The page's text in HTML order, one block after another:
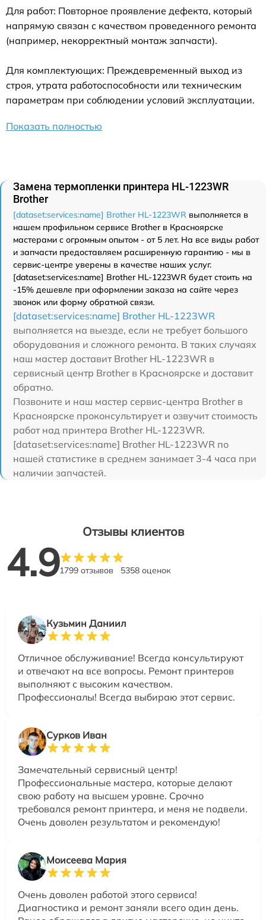
Для работ: Повторное проявление дефекта, который
напрямую связан с качеством проведенного ремонта
(например, некорректный монтаж запчасти).
Для комплектующих: Преждевременный выход из
строя, утрата работоспособности или техническим
параметрам при соблюдении условий эксплуатации.
Показать полностью
Замена термопленки принтера HL-1223WR
Brother
[dataset:services:name] Brother HL-1223WR выполняется в
нашем профильном сервисе Brother в Красноярске
мастерами с огромным опытом - от 5 лет. На все виды работ
и запчасти предоставляем расширенную гарантию - мы в
сервис-центре уверены в качестве наших услуг.
[dataset:services:name] Brother HL-1223WR будет стоить на
-15% дешевле при оформлении заказа на сайте через
звонок или форму обратной связи.
[dataset:services:name] Brother HL-1223WR
выполняется на выезде, если не требует большого
оборудования и сложного ремонта. В таких случаях
наш мастер доставит Brother HL-1223WR в
сервисный центр Brother в Красноярске и доставит
обратно.
Позвоните и наш мастер сервис-центра Brother в
Красноярске проконсультирует и озвучит стоимость
работ над принтера Brother HL-1223WR.
[dataset:services:name] Brother HL-1223WR по
нашей статистике в среднем занимает 3-4 часа при
наличии запчастей.
Отзывы клиентов
4.91799 отзывов 5358 оценок
Кузьмин Даниил
Отличное обслуживание! Всегда консультируют
и отвечают на все вопросы. Ремонт принтеров
выполняют с высоким качеством.
Профессионалы! Всегда выбираю этот сервис.
Сурков Иван
Замечательный сервисный центр!
Профессиональные мастера, которые делают
свою работу на высшем уровне. Срочно
требовался ремонт принтера, и меня не подвели.
Очень доволен результатом и рекомендую!
Моисеева Мария
Очень доволен работой этого сервиса!
Диагностика и ремонт заняли всего один день.